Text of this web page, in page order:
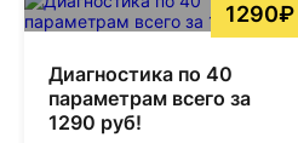
1290₽
Диагностика по 40
параметрам всего за
1290 руб!